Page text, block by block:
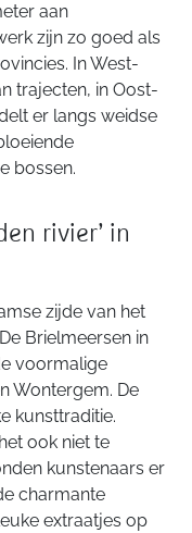
aan
zijn zo goed als
In West-
trajecten, in Oost-
er langs weidse
bossen.
rivier’ in
zijde van het
Brielmeersen in
voormalige
Wontergem. De
kunsttraditie.
ook niet te
kunstenaars er
charmante
extraatjes op